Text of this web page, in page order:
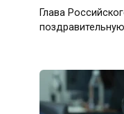
Глава
поздравительную